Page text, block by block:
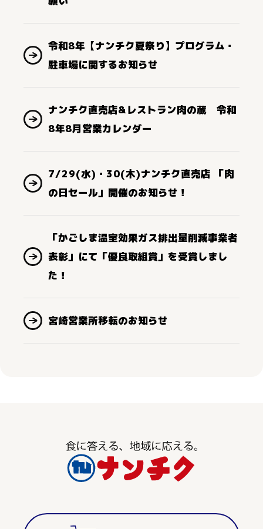
令和8年【ナンチク夏祭り】プログラム・
駐車場に関するお知らせ
ナンチク直売店&レストラン肉の蔵 令和
8年8月営業カレンダー
7/29(水)・30(木)ナンチク直売店 「肉
の日セール」開催のお知らせ！
「かごしま温室効果ガス排出量削減事業者
表彰」にて「優良取組賞」を受賞しまし
た！
宮崎営業所移転のお知らせ